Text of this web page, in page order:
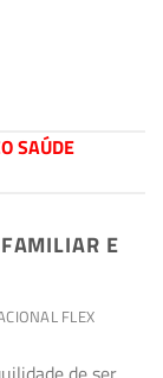
SAÚDE
E
FLEX